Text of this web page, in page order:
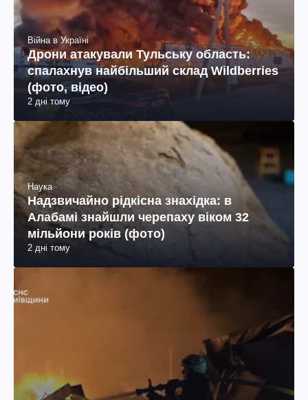
Війна в Україні
Дрони атакували Тульську область:
спалахнув найбільший склад Wildberries
(фото, відео)
2 дні тому
Наука
Надзвичайно рідкісна знахідка: в
Алабамі знайшли черепаху віком 32
мільйони років (фото)
2 дні тому